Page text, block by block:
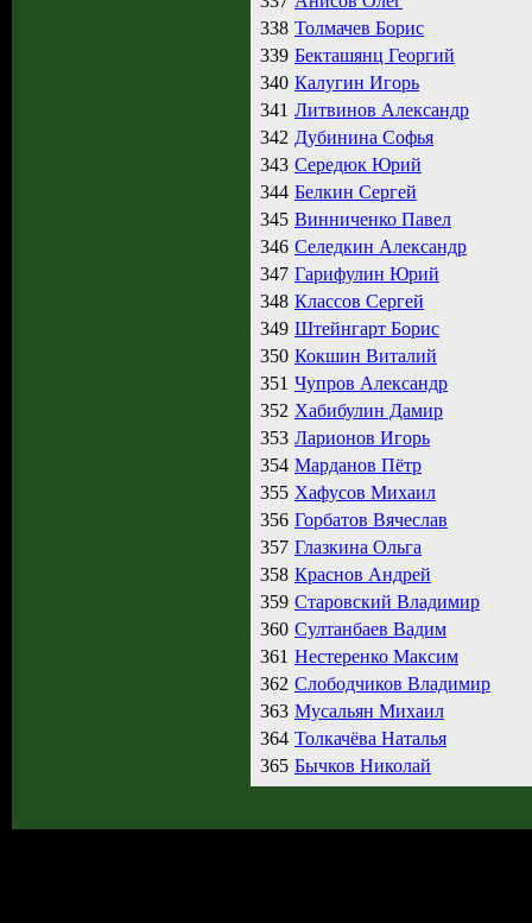
338 Толмачев Борис
339 Бекташянц Георгий
340 Калугин Игорь
341 Литвинов Александр
342 Дубинина Софья
343 Середюк Юрий
344 Белкин Сергей
345 Винниченко Павел
346 Селедкин Александр
347 Гарифулин Юрий
348 Классов Сергей
349 Штейнгарт Борис
350 Кокшин Виталий
351 Чупров Александр
352 Хабибулин Дамир
353 Ларионов Игорь
354 Марданов Пётр
355 Хафусов Михаил
356 Горбатов Вячеслав
357 Глазкина Ольга
358 Краснов Андрей
359 Старовский Владимир
360 Султанбаев Вадим
361 Нестеренко Максим
362 Слободчиков Владимир
363 Мусальян Михаил
364 Толкачёва Наталья
365 Бычков Николай